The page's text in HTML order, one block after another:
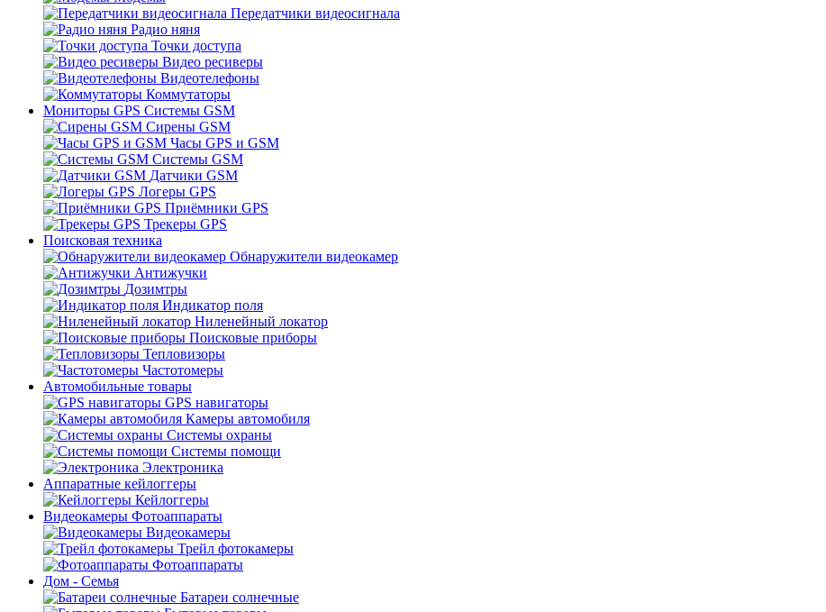
Передатчики видеосигнала
Радио няня
Точки доступа
Видео ресиверы
Видеотелефоны
Коммутаторы
Мониторы GPS Системы GSM
Сирены GSM
Часы GPS и GSM
Системы GSM
Датчики GSM
Логеры GPS
Приёмники GPS
Трекеры GPS
Поисковая техника
Обнаружители видеокамер
Антижучки
Дозимтры
Индикатор поля
Ниленейный локатор
Поисковые приборы
Тепловизоры
Частотомеры
Автомобильные товары
GPS навигаторы
Камеры автомобиля
Системы охраны
Системы помощи
Электроника
Аппаратные кейлоггеры
Кейлоггеры
Видеокамеры Фотоаппараты
Видеокамеры
Трейл фотокамеры
Фотоаппараты
Дом - Семья
Батареи солнечные